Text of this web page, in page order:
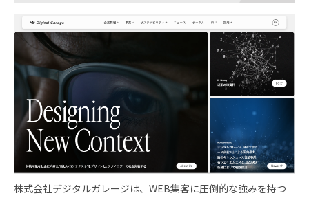
株式会社デジタルガレージは、WEB集客に圧倒的な強みを持つ